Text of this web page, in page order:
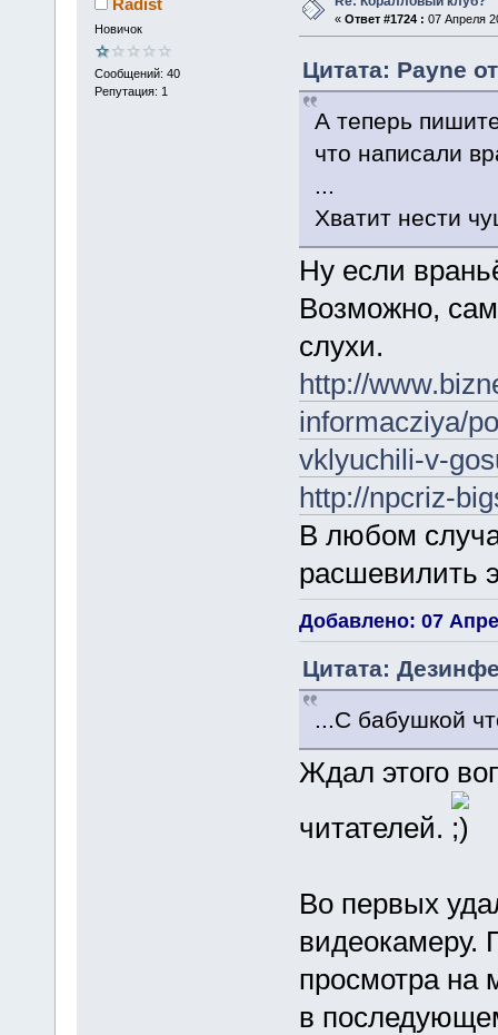
Новичок
Сообщений: 40
Репутация: 1
« Ответ #1724 : 07 Апреля
Цитата: Payne
А теперь
что написали
...
Хватит нести
Ну если
Возможно,
слухи.
http://
informacziya/
vklyuchili-v-
http://npcriz-
В любом
расшевилить
Добавлено: 07
Цитата:
...С бабушкой
Ждал этого
читателей.
Во первых
видеокамеру.
просмотра на
в